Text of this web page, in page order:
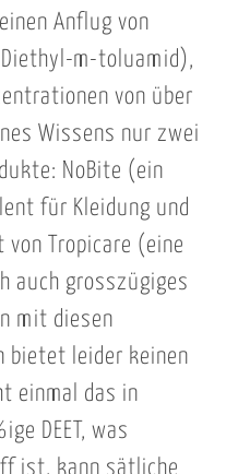
Anflug von
m-toluamid),
von über
Wissens nur zwei
NoBite (ein
für Kleidung und
von Tropicare (eine
auch grosszügiges
mit diesen
bietet leider keinen
einmal das in
DEET, was
ist, kann sätliche